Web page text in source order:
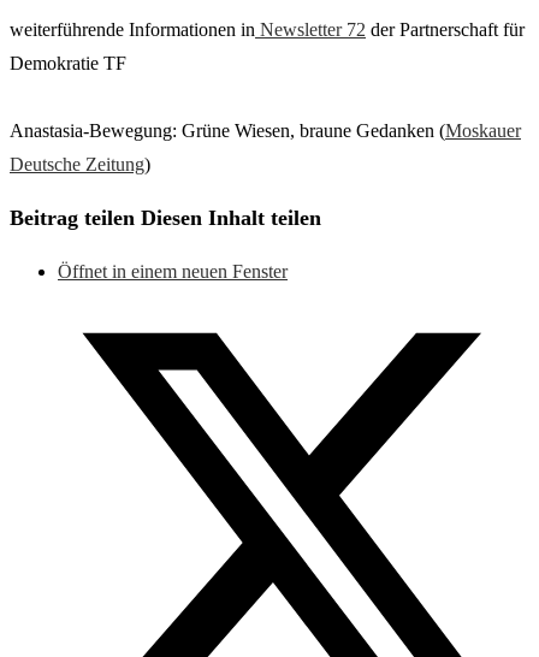
weiterführende Informationen in Newsletter 72 der Partnerschaft für
Demokratie TF
Anastasia-Bewegung: Grüne Wiesen, braune Gedanken (Moskauer
Deutsche Zeitung)
Beitrag teilen Diesen Inhalt teilen
Öffnet in einem neuen Fenster